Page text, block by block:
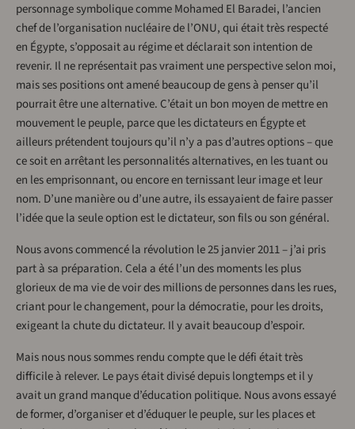
personnage symbolique comme Mohamed El Baradei, l’ancien
chef de l’organisation nucléaire de l’ONU, qui était très respecté
en Égypte, s’opposait au régime et déclarait son intention de
revenir. Il ne représentait pas vraiment une perspective selon moi,
mais ses positions ont amené beaucoup de gens à penser qu’il
pourrait être une alternative. C’était un bon moyen de mettre en
mouvement le peuple, parce que les dictateurs en Égypte et
ailleurs prétendent toujours qu’il n’y a pas d’autres options – que
ce soit en arrêtant les personnalités alternatives, en les tuant ou
en les emprisonnant, ou encore en ternissant leur image et leur
nom. D’une manière ou d’une autre, ils essayaient de faire passer
l’idée que la seule option est le dictateur, son fils ou son général.
Nous avons commencé la révolution le 25 janvier 2011 – j’ai pris
part à sa préparation. Cela a été l’un des moments les plus
glorieux de ma vie de voir des millions de personnes dans les rues,
criant pour le changement, pour la démocratie, pour les droits,
exigeant la chute du dictateur. Il y avait beaucoup d’espoir.
Mais nous nous sommes rendu compte que le défi était très
difficile à relever. Le pays était divisé depuis longtemps et il y
avait un grand manque d’éducation politique. Nous avons essayé
de former, d’organiser et d’éduquer le peuple, sur les places et